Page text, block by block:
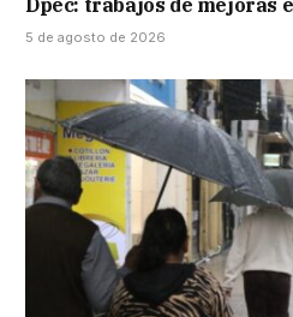
5 de agosto de 2026